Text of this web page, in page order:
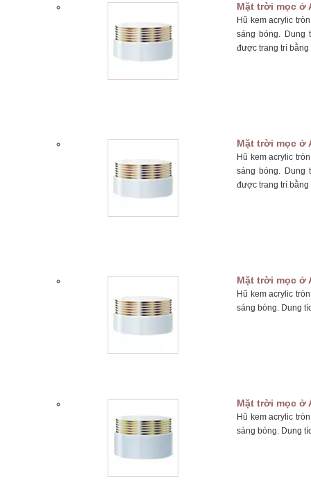
Mặt trời mọc ở
Hũ kem acrylic
sáng bóng. Dung
được trang trí bằng
Mặt trời mọc ở
Hũ kem acrylic
sáng bóng. Dung
được trang trí bằng
Mặt trời mọc ở
Hũ kem acrylic
sáng bóng. Dung
Mặt trời mọc ở
Hũ kem acrylic
sáng bóng. Dung